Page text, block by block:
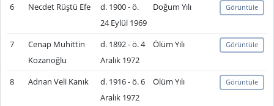
6 Necdet Rüştü Efe
d. 1900 - ö.
24 Eylül 1969
Doğum Yılı Görüntüle
7
Cenap Muhittin
Kozanoğlu
d. 1892 - ö. 4
Aralık 1972
Ölüm Yılı Görüntüle
8 Adnan Veli Kanık
d. 1916 - ö. 6
Aralık 1972
Ölüm Yılı Görüntüle